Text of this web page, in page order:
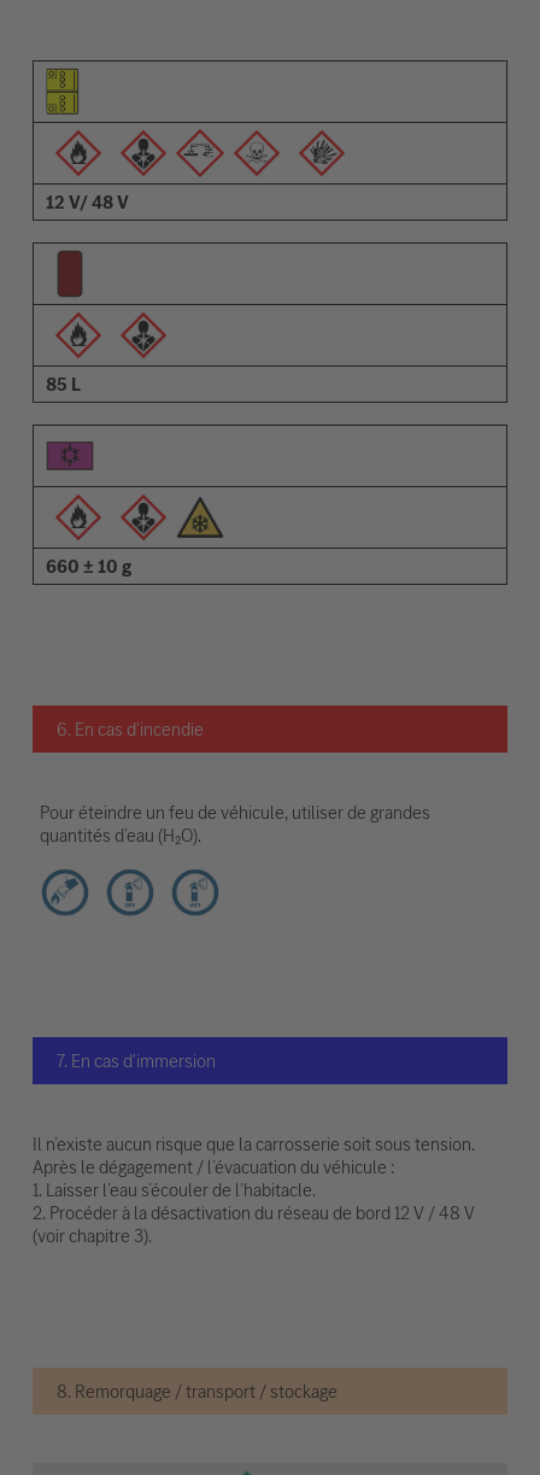
Pictogramme de l'élément
Pictogrammes des avertissements
Description
12 V/ 48 V
85 L
660 ± 10 g
6. En cas d'incendie
Pour éteindre un feu de véhicule, utiliser de grandes
quantités d’eau (H₂O).
7. En cas d'immersion
Il n’existe aucun risque que la carrosserie soit sous tension.
Après le dégagement / l’évacuation du véhicule :
1. Laisser l’eau s’écouler de l’habitacle.
2. Procéder à la désactivation du réseau de bord 12 V / 48 V
(voir chapitre 3).
8. Remorquage / transport / stockage